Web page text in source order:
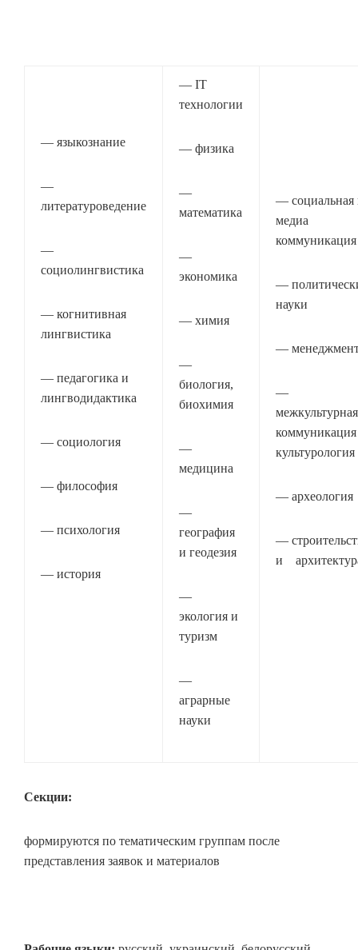
— языкознание
—
литературоведение
—
социолингвистика
— когнитивная
лингвистика
— педагогика и
лингводидактика
— социология
— философия
— психология
— история
— IT
технологии
— физика
—
математика
—
экономика
— химия
—
биология,
биохимия
—
медицина
—
география
и геодезия
—
экология и
туризм
—
аграрные
науки
— социальная
медиа
коммуникация
—
науки
—
—
культурология
— археология
—
и
Секции:
формируются по тематическим группам после
представления заявок и материалов